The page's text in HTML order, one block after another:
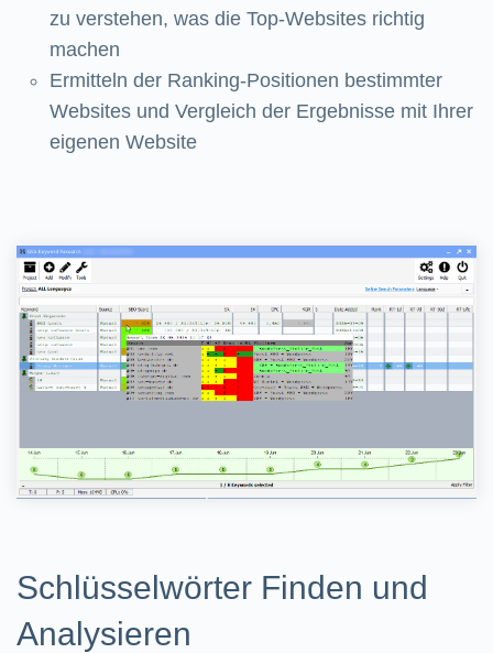
zu verstehen, was die Top-Websites richtig
machen
Ermitteln der Ranking-Positionen bestimmter
Websites und Vergleich der Ergebnisse mit Ihrer
eigenen Website
Schlüsselwörter Finden und
Analysieren